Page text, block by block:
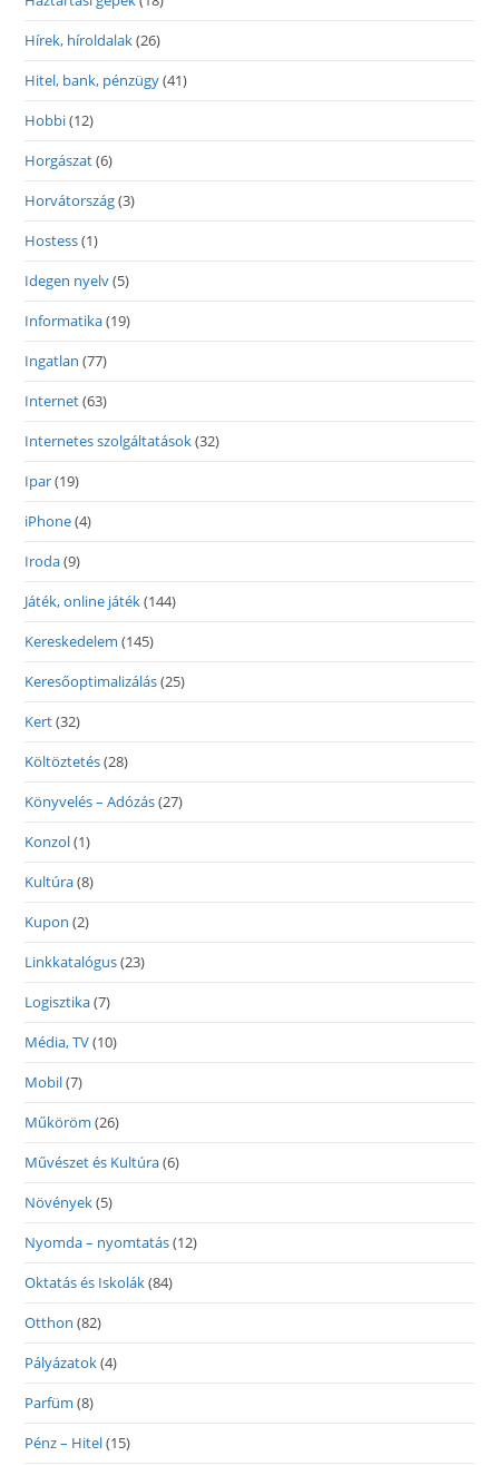
Hírek, híroldalak(26)
Hitel, bank, pénzügy(41)
Hobbi(12)
Horgászat(6)
Horvátország(3)
Hostess(1)
Idegen nyelv(5)
Informatika(19)
Ingatlan (77)
Internet(63)
Internetes szolgáltatások(32)
Ipar(19)
iPhone(4)
Iroda(9)
Játék, online játék(144)
Kereskedelem (145)
Keresőoptimalizálás(25)
Kert(32)
Költöztetés(28)
Könyvelés – Adózás(27)
Konzol(1)
Kultúra(8)
Kupon (2)
Linkkatalógus(23)
Logisztika(7)
Média, TV(10)
Mobil(7)
Műköröm (26)
Művészet és Kultúra(6)
Növények(5)
Nyomda – nyomtatás(12)
Oktatás és Iskolák(84)
Otthon (82)
Pályázatok(4)
Parfüm (8)
Pénz – Hitel(15)